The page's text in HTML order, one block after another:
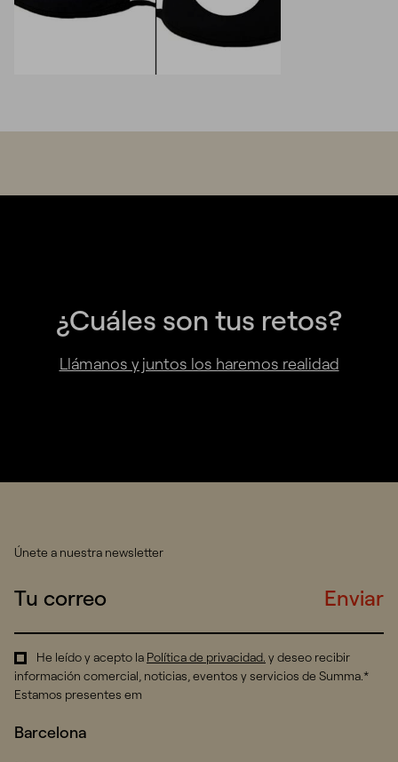
¿Cuáles son tus retos?
Llámanos y juntos los haremos realidad
Únete a nuestra newsletter
Enviar
He leído y acepto la Política de privacidad. y deseo recibir
información comercial, noticias, eventos y servicios de Summa.*
Estamos presentes em
Barcelona